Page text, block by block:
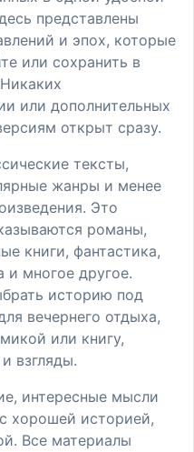
представлены
и эпох, которые
или сохранить в
или дополнительных
открыт сразу.
тексты,
жанры и менее
Это
романы,
книги, фантастика,
и многое другое.
историю под
вечернего отдыха,
или книгу,
взгляды.
интересные мысли
хорошей историей,
Все материалы